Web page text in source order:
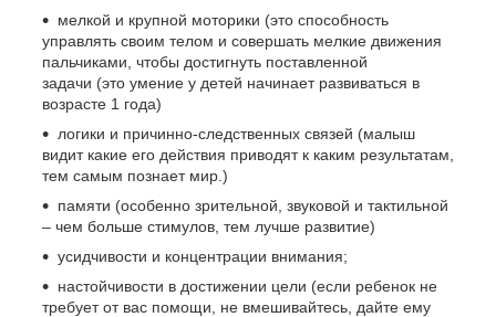
мелкой и крупной моторики (это способность
управлять своим телом и совершать мелкие движения
пальчиками, чтобы достигнуть поставленной
задачи (это умение у детей начинает развиваться в
возрасте 1 года)
логики и причинно-следственных связей (малыш
видит какие его действия приводят к каким результатам,
тем самым познает мир.)
памяти (особенно зрительной, звуковой и тактильной
– чем больше стимулов, тем лучше развитие)
усидчивости и концентрации внимания;
настойчивости в достижении цели (если ребенок не
требует от вас помощи, не вмешивайтесь, дайте ему